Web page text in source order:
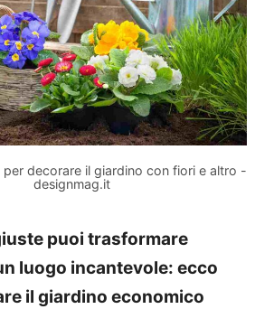
per decorare il giardino con fiori e altro -
designmag.it
puoi trasformare
luogo incantevole: ecco
il giardino economico